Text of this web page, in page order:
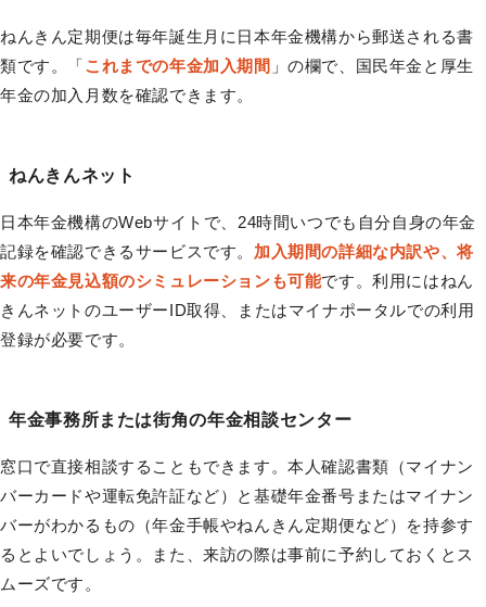
ねんきん定期便は毎年誕生月に日本年金機構から郵送される書
類です。「これまでの年金加入期間 」の欄で、国民年金と厚生
年金の加入月数を確認できます。
ねんきんネット
日本年金機構のWebサイトで、24時間いつでも自分自身の年金
記録を確認できるサービスです。 加入期間の詳細な内訳や、将
来の年金見込額のシミュレーションも可能です。利用にはねん
きんネットのユーザーID取得、またはマイナポータルでの利用
登録が必要です。
年金事務所または街角の年金相談センター
窓口で直接相談することもできます。本人確認書類（マイナン
バーカードや運転免許証など）と基礎年金番号またはマイナン
バーがわかるもの（年金手帳やねんきん定期便など）を持参す
るとよいでしょう。また、来訪の際は事前に予約しておくとス
ムーズです。